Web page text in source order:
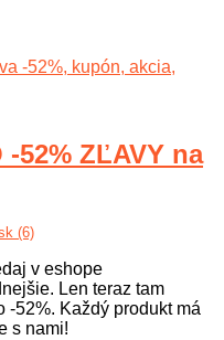
52% ZĽAVY na
(6)
v eshope
Len teraz tam
-52%. Každý produkt má
s nami!